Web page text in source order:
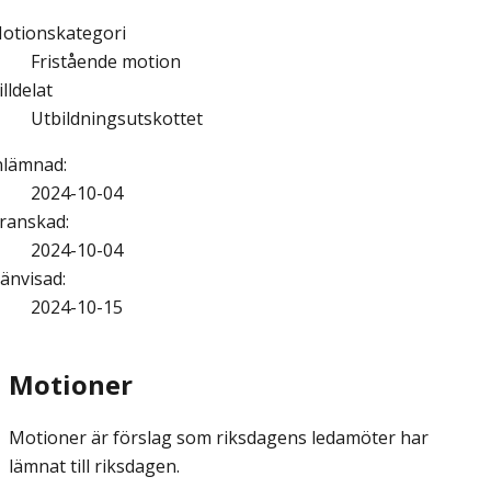
Fristående motion
Utbildningsutskottet
:
2024-10-04
:
2024-10-04
:
2024-10-15
Motioner
Motioner är förslag som riksdagens ledamöter har
lämnat till riksdagen.